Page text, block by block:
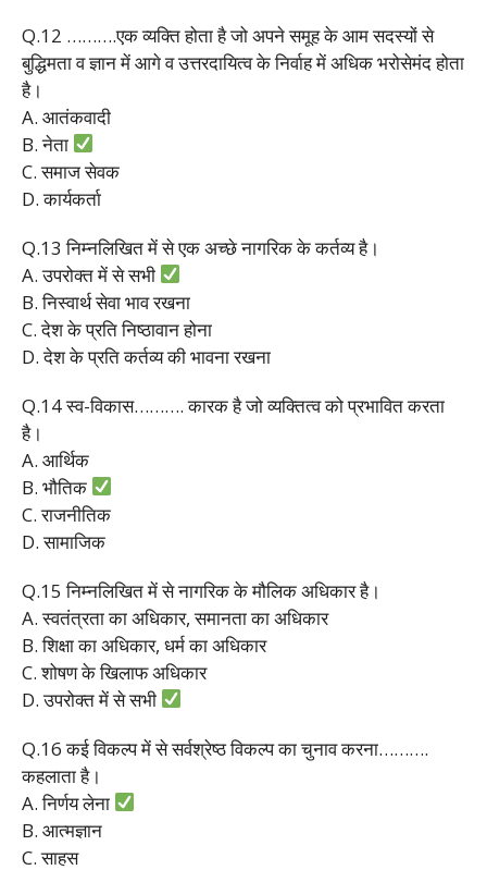
Q.12 ……….एक व्यक्ति होता है जो अपने समूह के आम सदस्यों से
बुद्धिमता व ज्ञान में आगे व उत्तरदायित्व के निर्वाह में अधिक भरोसेमंद होता
है।
A. आतंकवादी
B. नेता
C. समाज सेवक
D. कार्यकर्ता
Q.13 निम्नलिखित में से एक अच्छे नागरिक के कर्तव्य है।
A. उपरोक्त में से सभी
B. निस्वार्थ सेवा भाव रखना
C. देश के प्रति निष्ठावान होना
D. देश के प्रति कर्तव्य की भावना रखना
Q.14 स्व-विकास………. कारक है जो व्यक्तित्व को प्रभावित करता
है।
A. आर्थिक
B. भौतिक
C. राजनीतिक
D. सामाजिक
Q.15 निम्नलिखित में से नागरिक के मौलिक अधिकार है।
A. स्वतंत्रता का अधिकार, समानता का अधिकार
B. शिक्षा का अधिकार, धर्म का अधिकार
C. शोषण के खिलाफ अधिकार
D. उपरोक्त में से सभी
Q.16 कई विकल्प में से सर्वश्रेष्ठ विकल्प का चुनाव करना……….
कहलाता है।
A. निर्णय लेना
B. आत्मज्ञान
C. साहस